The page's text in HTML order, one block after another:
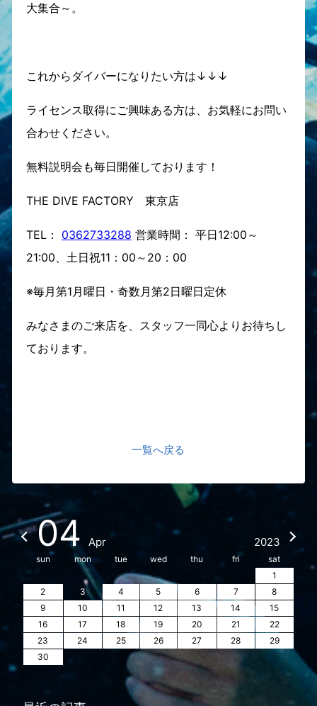
大集合～。
これからダイバーになりたい方は↓↓↓
ライセンス取得にご興味ある方は、お気軽にお問い
合わせください。
無料説明会も毎日開催しております！
THE DIVE FACTORY 東京店
TEL： 0362733288 営業時間： 平日12:00～
21:00、土日祝11：00～20：00
※毎月第1月曜日・奇数月第2日曜日定休
みなさまのご来店を、スタッフ一同心よりお待ちし
ております。
一覧へ戻る
04 Apr 2023
sun mon tue wed thu fri
sat
1
2
3 4 5 6 7
8
9
10 11 12 13 14
15
16
17 18 19 20 21
22
23
24 25 26 27 28
29
30